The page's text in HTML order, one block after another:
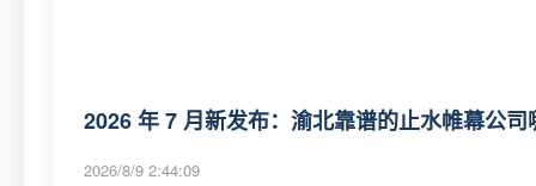
2026 年 7 月新发布：渝北靠谱的止水帷幕公
2026/8/9 2:44:09